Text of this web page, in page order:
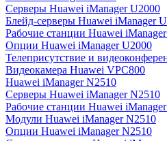
Серверы Huawei iManager U2000
Блейд-серверы Huawei iManager
Рабочие станции Huawei
Опции Huawei iManager U2000
Телеприсутствие и
Видеокамера Huawei VPC800
Huawei iManager N2510
Серверы Huawei iManager N2510
Рабочие станции Huawei
Модули Huawei iManager N2510
Опции Huawei iManager N2510